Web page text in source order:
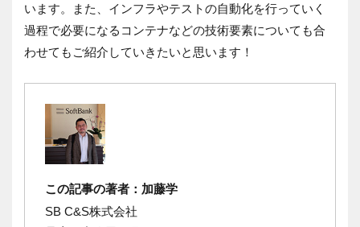
います。また、インフラやテストの自動化を行っていく
過程で必要になるコンテナなどの技術要素についても合
わせてもご紹介していきたいと思います！
この記事の著者：加藤学
SB C&S株式会社